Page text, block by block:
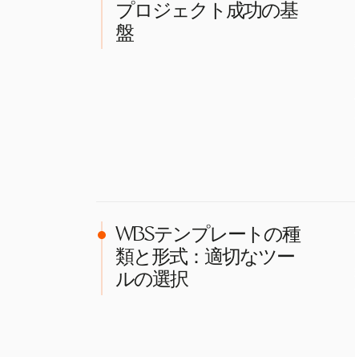
プロジェクト成功の基
盤
WBSテンプレートの種
類と形式：適切なツー
ルの選択